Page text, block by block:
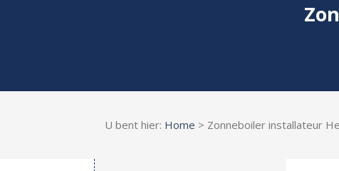
U bent hier: Home > Zonneboiler installateur